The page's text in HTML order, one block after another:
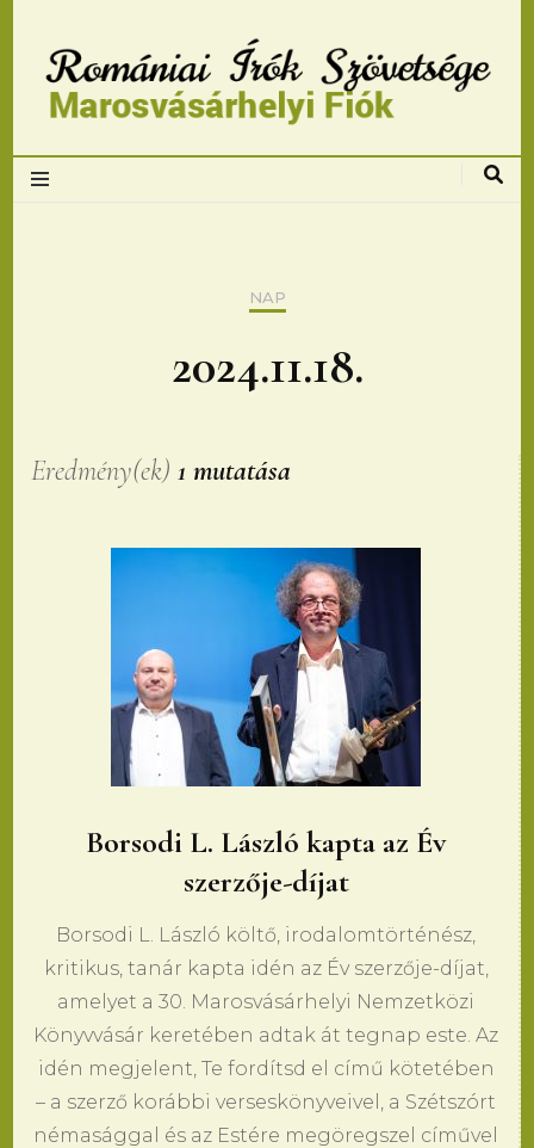
Romániai Írók
Marosvásárhelyi
NAP
2024.11.18.
Eredmény(ek)1 mutatása
Borsodi L. László kapta az Év
szerzője-díjat
Borsodi L. László költő, irodalomtörténész,
kritikus, tanár kapta idén az Év szerzője-díjat,
amelyet a 30. Marosvásárhelyi Nemzetközi
Könyvvásár keretében adtak át tegnap este. Az
idén megjelent, Te fordítsd el című kötetében
– a szerző korábbi verseskönyveivel, a Szétszórt
némasággal és az Estére megöregszel cíművel